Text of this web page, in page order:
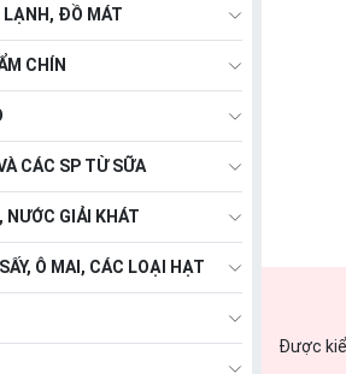
ĐỒ MÁT
CHÍN
CÁC SP TỪ SỮA
NƯỚC GIẢI KHÁT
Ô MAI, CÁC LOẠI HẠT
Được